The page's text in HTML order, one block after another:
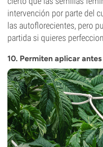
intervención por parte del
las autoflorecientes, pero
partida si quieres
10. Permiten aplicar